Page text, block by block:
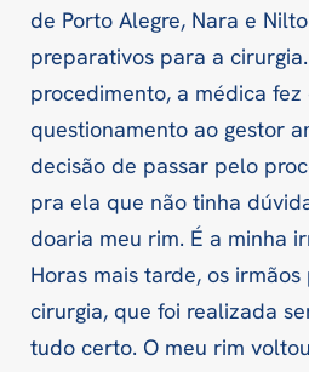
de Porto Alegre, Nara e
preparativos para a
procedimento, a médica
questionamento ao gestor
decisão de passar pelo
pra ela que não tinha
doaria meu rim. É a minha
Horas mais tarde, os
cirurgia, que foi realizada
tudo certo. O meu rim